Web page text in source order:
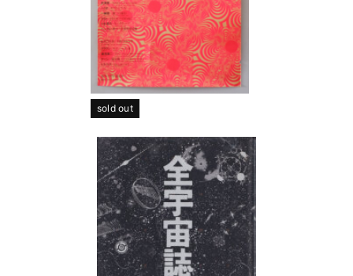
sold out